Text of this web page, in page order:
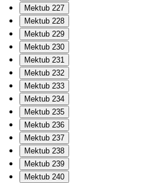
Mektub 227
Mektub 228
Mektub 229
Mektub 230
Mektub 231
Mektub 232
Mektub 233
Mektub 234
Mektub 235
Mektub 236
Mektub 237
Mektub 238
Mektub 239
Mektub 240